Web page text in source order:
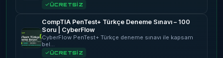
ÜCRETSİZ
CompTIA PenTest+ Türkçe Deneme Sınavı – 100
Soru | CyberFlow
CyberFlow PenTest+ Türkçe deneme sınavı ile kapsam
bel…
ÜCRETSİZ